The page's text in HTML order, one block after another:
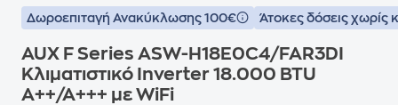
Δωροεπιταγή Ανακύκλωσης 100€ Άτοκες δόσεις χωρίς
AUX F Series ASW-H18E0C4/FAR3DI
Κλιματιστικό Inverter 18.000 BTU
A++/A+++ με WiFi